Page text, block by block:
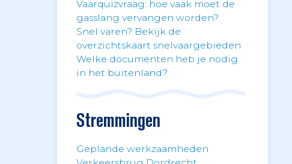
Vaarquizvraag: hoe vaak moet de
gasslang vervangen worden?
Snel varen? Bekijk de
overzichtskaart snelvaargebieden
Welke documenten heb je nodig
in het buitenland?
Stremmingen
Geplande werkzaamheden